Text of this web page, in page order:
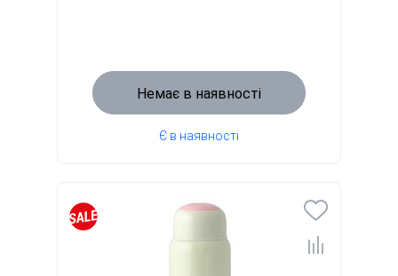
Немає в наявності
Є в наявності